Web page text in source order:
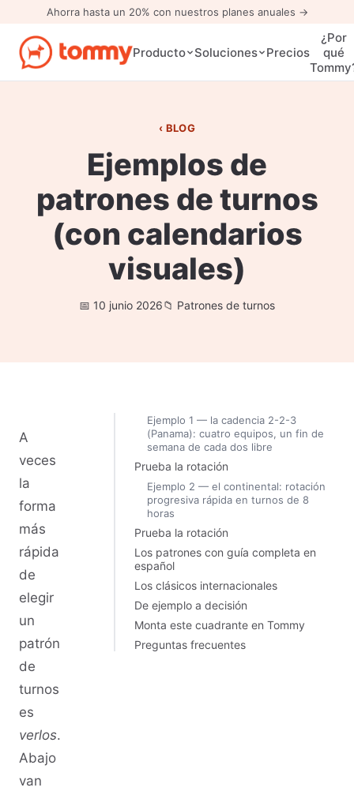
Ahorra hasta un 20% con nuestros planes anuales →
Producto Soluciones Precios
¿Por
qué
BLOG
Ejemplos de
patrones de turnos
(con calendarios
visuales)
10 junio 2026 Patrones de turnos
A
veces
la
forma
más
rápida
de
elegir
un
patrón
de
turnos
es
verlos.
Abajo
van
Ejemplo 1 — la cadencia 2-2-3
(Panama): cuatro equipos, un fin de
semana de cada dos libre
Prueba la rotación
Ejemplo 2 — el continental: rotación
progresiva rápida en turnos de 8
horas
Prueba la rotación
Los patrones con guía completa en
español
Los clásicos internacionales
De ejemplo a decisión
Monta este cuadrante en Tommy
Preguntas frecuentes